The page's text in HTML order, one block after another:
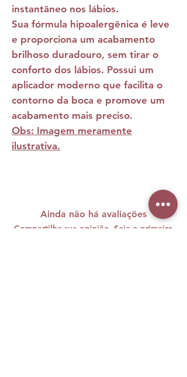
instantâneo nos lábios.
Sua fórmula hipoalergênica é leve
e proporciona um acabamento
brilhoso duradouro, sem tirar o
conforto dos lábios. Possui um
aplicador moderno que facilita o
contorno da boca e promove um
acabamento mais preciso.
Obs: Imagem meramente
ilustrativa.
Ainda não há avaliações
Compartilhe sua opinião. Seja o primeiro